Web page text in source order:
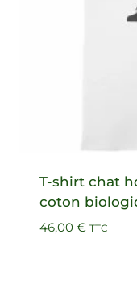
T-shirt chat
coton
46,00 € TTC